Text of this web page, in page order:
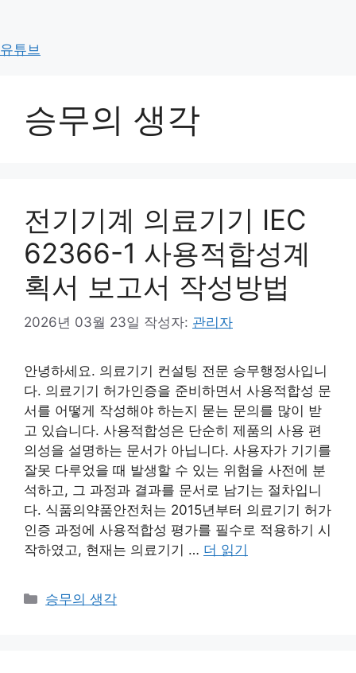
츠 승무 소개
주요업무
승무 서비스
의료기술인증원
유튜브
승무의 생각
전기기계 의료기기 IEC
62366-1 사용적합성계
획서 보고서 작성방법
2026년 03월 23일 작성자: 관리자
안녕하세요. 의료기기 컨설팅 전문 승무행정사입니
다. 의료기기 허가인증을 준비하면서 사용적합성 문
서를 어떻게 작성해야 하는지 묻는 문의를 많이 받
고 있습니다. 사용적합성은 단순히 제품의 사용 편
의성을 설명하는 문서가 아닙니다. 사용자가 기기를
잘못 다루었을 때 발생할 수 있는 위험을 사전에 분
석하고, 그 과정과 결과를 문서로 남기는 절차입니
다. 식품의약품안전처는 2015년부터 의료기기 허가
인증 과정에 사용적합성 평가를 필수로 적용하기 시
작하였고, 현재는 의료기기 … 더 읽기
카
승무의 생각